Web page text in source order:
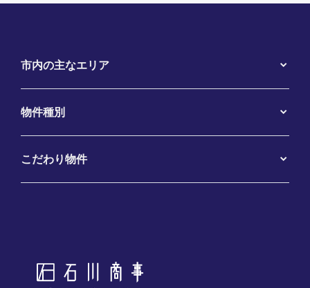
市内の主なエリア
物件種別
こだわり物件